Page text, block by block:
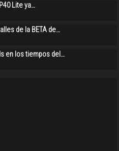
Lite ya…
de la BETA de…
en los tiempos del…